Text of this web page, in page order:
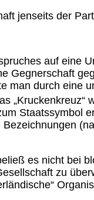
jenseits der
auf eine
Gegnerschaft
man durch eine
„Kruckenkreuz“
Staatssymbol
es nicht bei
zu